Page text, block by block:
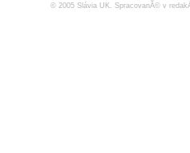
© 2005 Slávia UK. SpracovanĂ© v